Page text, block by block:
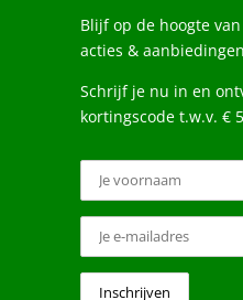
Blijf op de hoogte
acties &
Schrijf je nu in en
kortingscode t.w.v. € 5